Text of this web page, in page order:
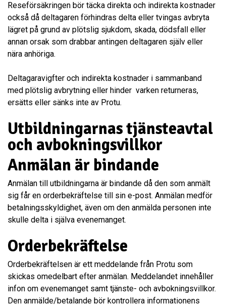
Reseförsäkringen bör täcka direkta och indirekta kostnader
också då deltagaren förhindras delta eller tvingas avbryta
lägret på grund av plötslig sjukdom, skada, dödsfall eller
annan orsak som drabbar antingen deltagaren själv eller
nära anhöriga.
Deltagaravigfter och indirekta kostnader i sammanband
med plötslig avbrytning eller hinder varken returneras,
ersätts eller sänks inte av Protu.
Utbildningarnas tjänsteavtal
och avbokningsvillkor
Anmälan är bindande
Anmälan till utbildningarna är bindande då den som anmält
sig får en orderbekräftelse till sin e-post. Anmälan medför
betalningsskyldighet, även om den anmälda personen inte
skulle delta i själva evenemanget.
Orderbekräftelse
Orderbekräftelsen är ett meddelande från Protu som
skickas omedelbart efter anmälan. Meddelandet innehåller
infon om evenemanget samt tjänste- och avbokningsvillkor.
Den anmälde/betalande bör kontrollera informationens